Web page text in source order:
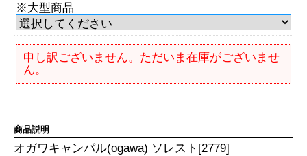
※大型商品
申し訳ございません。ただいま在庫がございませ
ん。
商品説明
オガワキャンパル(ogawa) ソレスト[2779]